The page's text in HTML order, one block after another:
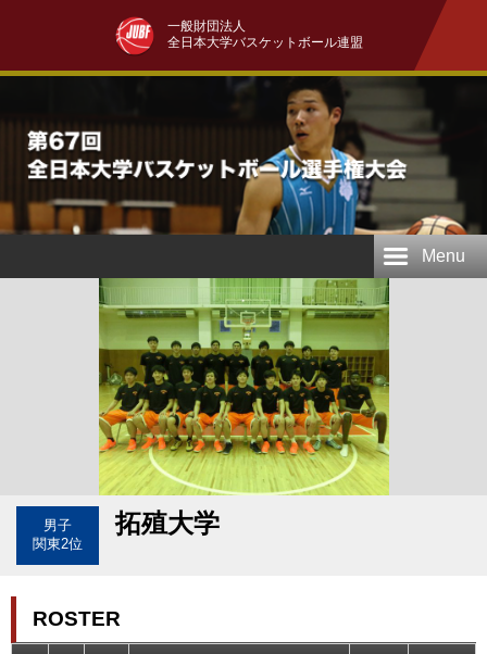
一般財団法人
全日本大学バスケットボール連盟
Menu
男子
関東2位
拓殖大学
ROSTER